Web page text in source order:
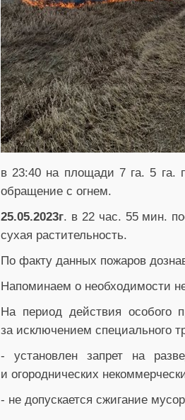
в 23:40 на площади 7 га. 5 га.
обращение с огнем.
25.05.2023г. в 22 час. 55 мин.
сухая растительность.
По факту данных пожаров
Напоминаем о необходимости
На период действия особого
за исключением специального
- установлен запрет на
и огороднических
- не допускается сжигание